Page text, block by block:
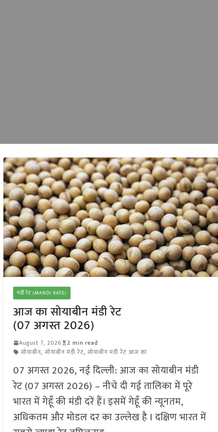
मंडी रेट (MANDI RATE)
आज का सोयाबीन मंडी रेट
(07 अगस्त 2026)
August 7, 2026
2 min read
सोयाबीन, सोयाबीन मंडी रेट, सोयाबीन मंडी रेट आज का
07 अगस्त 2026, नई दिल्ली: आज का सोयाबीन मंडी
रेट (07 अगस्त 2026) – नीचे दी गई तालिका में पूरे
भारत में गेहूँ की मंडी दरें हैं। इसमें गेहूँ की न्यूनतम,
अधिकतम और मोडल दर का उल्लेख है I दक्षिण भारत में